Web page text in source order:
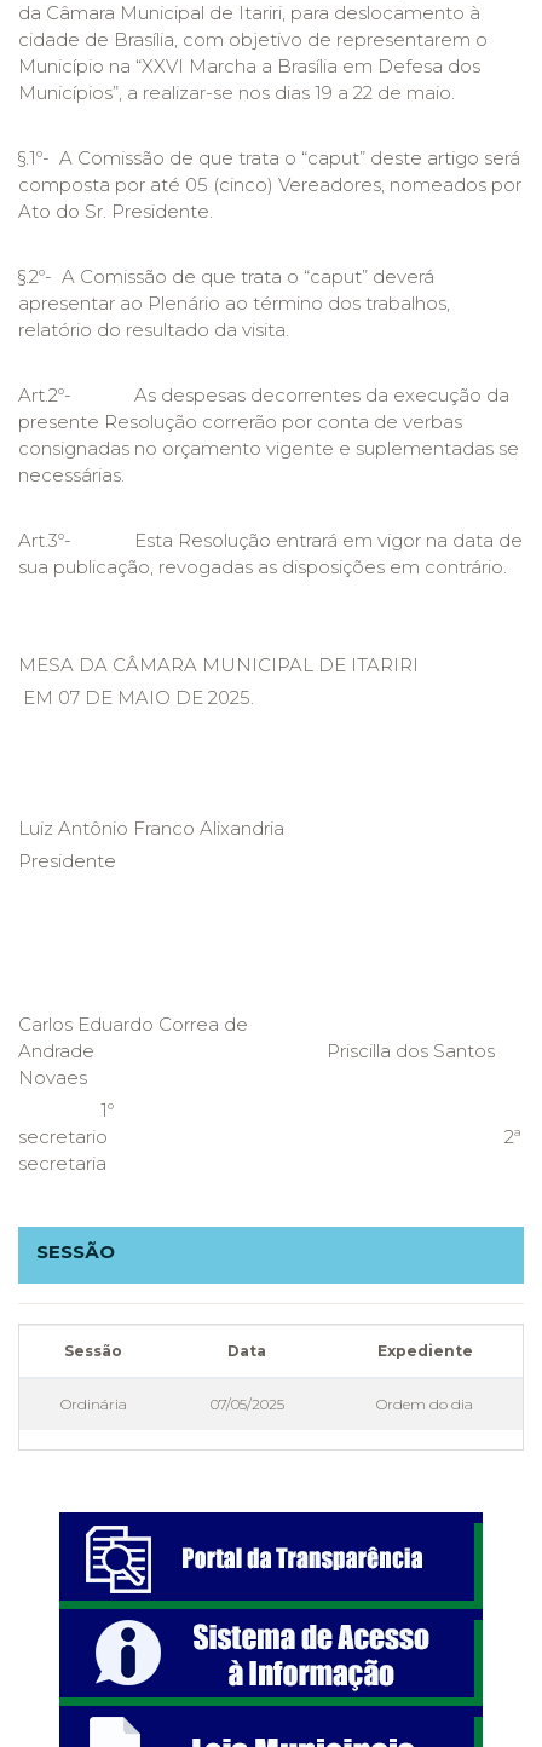
da Câmara Municipal de Itariri, para deslocamento à
cidade de Brasília, com objetivo de representarem o
Município na “XXVI Marcha a Brasília em Defesa dos
Municípios”, a realizar-se nos dias 19 a 22 de maio.
§.1º- A Comissão de que trata o “caput” deste artigo será
composta por até 05 (cinco) Vereadores, nomeados por
Ato do Sr. Presidente.
§.2º- A Comissão de que trata o “caput” deverá
apresentar ao Plenário ao término dos trabalhos,
relatório do resultado da visita.
Art.2º- As despesas decorrentes da execução da
presente Resolução correrão por conta de verbas
consignadas no orçamento vigente e suplementadas se
necessárias.
Art.3º- Esta Resolução entrará em vigor na data de
sua publicação, revogadas as disposições em contrário.
MESA DA CÂMARA MUNICIPAL DE ITARIRI
EM 07 DE MAIO DE 2025.
Luiz Antônio Franco Alixandria
Presidente
Carlos Eduardo Correa de
Andrade Priscilla dos Santos
Novaes
1º
secretario 2ª
secretaria
SESSÃO
Sessão Data Expediente
Ordinária 07/05/2025 Ordem do dia